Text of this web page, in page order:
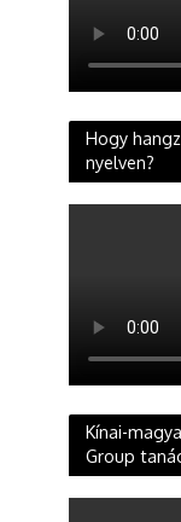
Hogy
nyelven?
Kínai-
Group